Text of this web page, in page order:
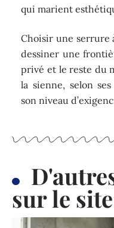
qui marient
Choisir une serrure
dessiner une
privé et le reste du
la sienne, selon
son niveau
sur le site